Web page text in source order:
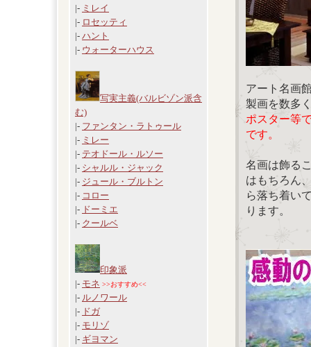
|- ミレイ
|- ロセッティ
|- ハント
|- ウォーターハウス
写実主義(バルビゾン派含
む)
|- ファンタン・ラトゥール
|- ミレー
|- テオドール・ルソー
|- シャルル・ジャック
|- ジュール・ブルトン
|- コロー
|- ドーミエ
|- クールベ
印象派
|- モネ >>おすすめ<<
|- ルノワール
|- ドガ
|- モリゾ
|- ギヨマン
アート名画
製画を数多
ポスター等
です。
名画は飾る
はもちろん
ら落ち着い
ります。